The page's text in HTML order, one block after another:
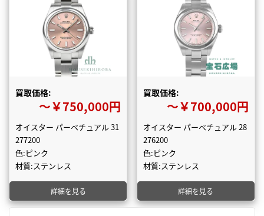
買取価格:
〜￥750,000円
オイスター パーペチュアル 31
277200
色:ピンク
材質:ステンレス
詳細を見る
買取価格:
〜￥700,000円
オイスター パーペチュアル 28
276200
色:ピンク
材質:ステンレス
詳細を見る